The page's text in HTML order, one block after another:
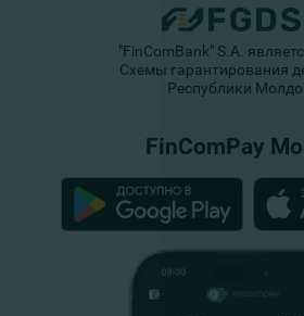
"FinComBank" S.A.
Схемы гарантирования
Республики
FinComPay